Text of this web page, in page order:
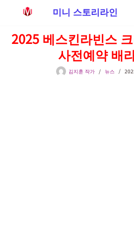
텐
미니 스토리라인
2025 베스킨라빈스
사전예약 배
김지훈 작가 뉴스